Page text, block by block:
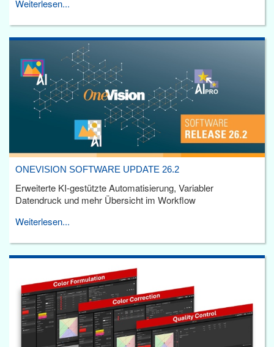
Weiterlesen...
ONEVISION SOFTWARE UPDATE 26.2
Erweiterte KI-gestützte Automatisierung, Variabler
Datendruck und mehr Übersicht im Workflow
Weiterlesen...